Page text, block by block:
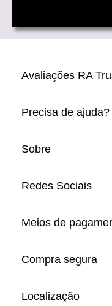
Avaliações RA
Precisa de ajuda?
Sobre
Redes Sociais
Meios de
Compra segura
Localização